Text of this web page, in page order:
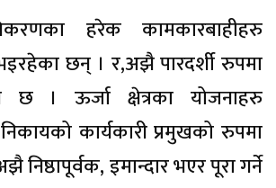
हरेक कामकारबाहीहरु
छन् । र,अझै पारदर्शी रुपमा
छ । ऊर्जा क्षेत्रका योजनाहरु
निकायको कार्यकारी प्रमुखको रुपमा
इमान्दार भएर पूरा गर्ने